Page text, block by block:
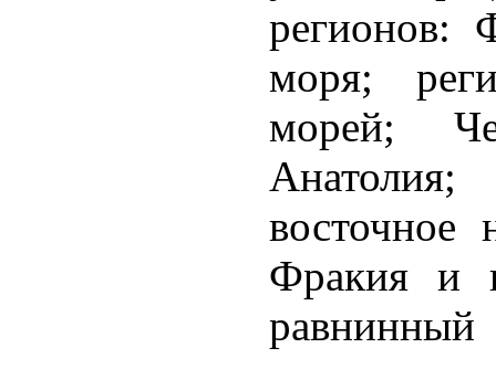
регионов:
моря;
морей;
восточное
Фракия и